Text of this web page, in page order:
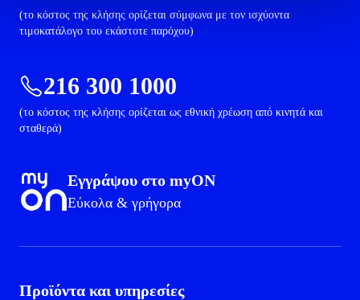
(το κόστος της κλήσης ορίζεται σύμφωνα με τον ισχύοντα
τιμοκατάλογο του εκάστοτε παρόχου)
216 300 1000
(το κόστος της κλήσης ορίζεται ως εθνική χρέωση από κινητά και
σταθερά)
Εγγράψου στο myON
Εύκολα & γρήγορα
Προϊόντα και υπηρεσίες